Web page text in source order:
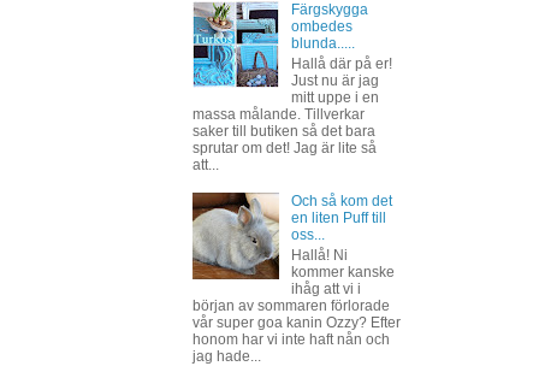
Färgskygga
ombedes
blunda.....
Hallå där på er!
Just nu är jag
mitt uppe i en
massa målande. Tillverkar
saker till butiken så det bara
sprutar om det! Jag är lite så
att...
Och så kom det
en liten Puff till
oss...
Hallå! Ni
kommer kanske
ihåg att vi i
början av sommaren förlorade
vår super goa kanin Ozzy? Efter
honom har vi inte haft nån och
jag hade...